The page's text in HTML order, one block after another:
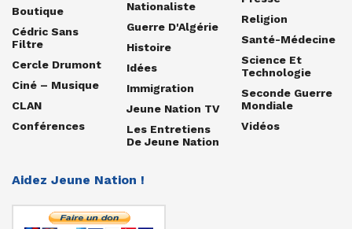
Boutique
Cédric Sans
Filtre
Cercle Drumont
Ciné – Musique
CLAN
Conférences
Nationaliste
Guerre D'Algérie
Histoire
Idées
Immigration
Jeune Nation TV
Les Entretiens
De Jeune Nation
Religion
Santé-Médecine
Science Et
Technologie
Seconde Guerre
Mondiale
Vidéos
Aidez Jeune Nation !